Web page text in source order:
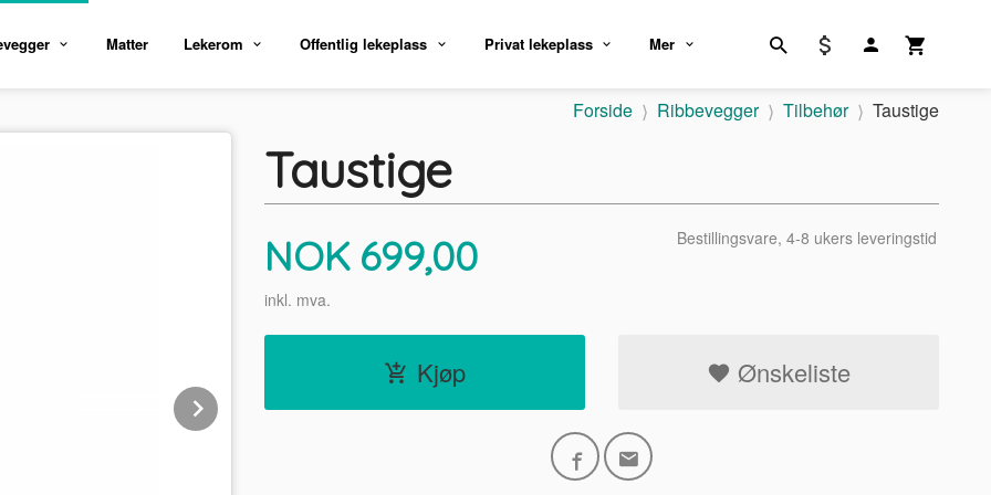
Matter Lekerom Offentlig lekeplass Privat lekeplass Mer
Forside Ribbevegger Tilbehør Taustige
Next
Taustige
Pris
NOK 699,00
inkl. mva.
Bestillingsvare, 4-8 ukers leveringstid
Kjøp Ønskeliste